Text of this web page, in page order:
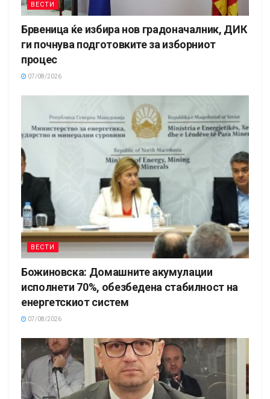
ВЕСТИ
Брвеница ќе избира нов градоначалник, ДИК
ги почнува подготовките за изборниот
процес
07/08/2026
ВЕСТИ
Божиновска: Домашните акумулации
исполнети 70%, обезбедена стабилност на
енергетскиот систем
07/08/2026